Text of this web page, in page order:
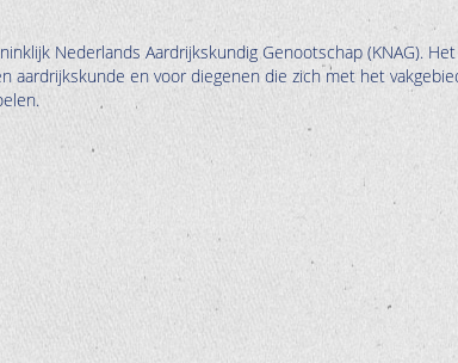
Nederlands Aardrijkskundig Genootschap (KNAG). Het
aardrijkskunde en voor diegenen die zich met het